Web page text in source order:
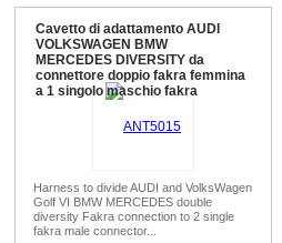
Cavetto di adattamento AUDI
VOLKSWAGEN BMW
MERCEDES DIVERSITY da
connettore doppio fakra femmina
a 1 singolo maschio fakra
Harness to divide AUDI and VolksWagen
Golf VI BMW MERCEDES double
diversity Fakra connection to 2 single
fakra male connector...